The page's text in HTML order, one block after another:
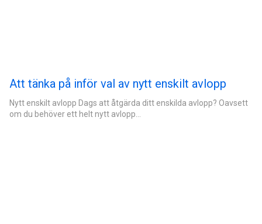
Att tänka på inför val av nytt enskilt avlopp
Nytt enskilt avlopp Dags att åtgärda ditt enskilda avlopp? Oavsett
om du behöver ett helt nytt avlopp…